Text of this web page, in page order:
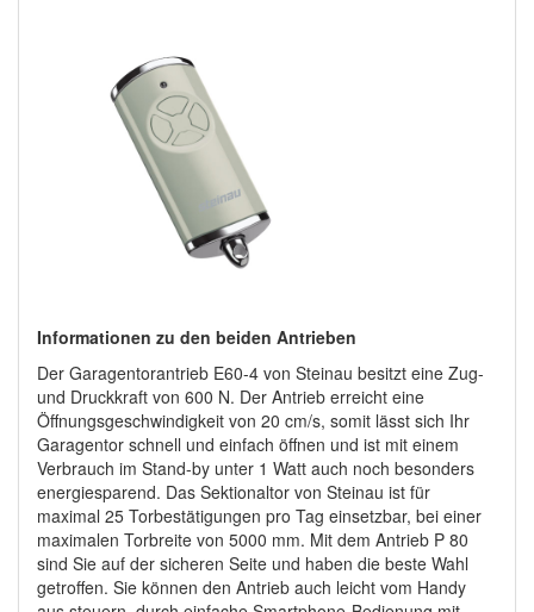
Informationen zu den beiden Antrieben
Der Garagentorantrieb E60-4 von Steinau besitzt eine Zug-
und Druckkraft von 600 N. Der Antrieb erreicht eine
Öffnungsgeschwindigkeit von 20 cm/s, somit lässt sich Ihr
Garagentor schnell und einfach öffnen und ist mit einem
Verbrauch im Stand-by unter 1 Watt auch noch besonders
energiesparend. Das Sektionaltor von Steinau ist für
maximal 25 Torbestätigungen pro Tag einsetzbar, bei einer
maximalen Torbreite von 5000 mm. Mit dem Antrieb P 80
sind Sie auf der sicheren Seite und haben die beste Wahl
getroffen. Sie können den Antrieb auch leicht vom Handy